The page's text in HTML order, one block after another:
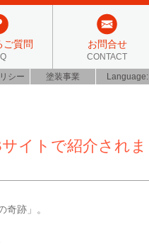
ご質問 お問合せ
CONTACT
シー 塗装事業 Language:
イトで紹介されま
跡」。